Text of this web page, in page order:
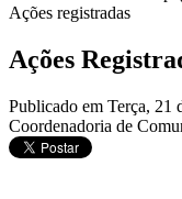
Ações registradas
Ações
Publicado em Terça, 21
Coordenadoria de